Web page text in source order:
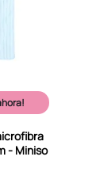
- Miniso